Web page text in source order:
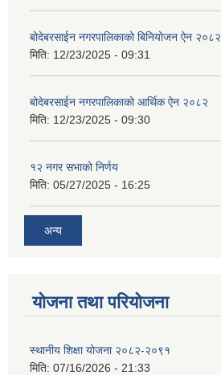
बोदेबरसाईन नगरपालिकाको बिनियोजन ऐन २०८२
मिति: 12/23/2025 - 09:31
बोदेबरसाईन नगरपालिकाको आर्थिक ऐन २०८२
मिति: 12/23/2025 - 09:30
१२ नगर सभाको निर्णय
मिति: 05/27/2025 - 16:25
अन्य
योजना तथा परियोजना
स्थानीय शिक्षा योजना २०८२-२०९१
मिति: 07/16/2026 - 21:33